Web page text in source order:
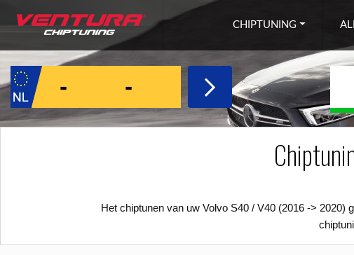
CHIPTUNING
Het chiptunen van uw Volvo S40 / V40 (2016 ->